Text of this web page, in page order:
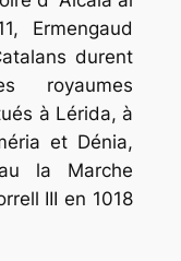
Ermengaud
durent
royaumes
à Lérida, à
et Dénia,
la Marche
III en 1018